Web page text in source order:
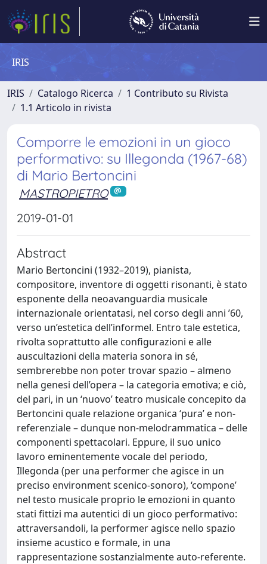
IRIS
IRIS Catalogo Ricerca
1 Contributo su Rivista
1.1 Articolo in rivista
Comporre le emozioni in un gioco
performativo: su Illegonda (1967-68)
di Mario Bertoncini
MASTROPIETRO
2019-01-01
Abstract
Mario Bertoncini (1932–2019), pianista,
compositore, inventore di oggetti risonanti, è stato
esponente della neoavanguardia musicale
internazionale orientatasi, nel corso degli anni ’60,
verso un’estetica dell’informel. Entro tale estetica,
rivolta soprattutto alle configurazioni e alle
auscultazioni della materia sonora in sé,
sembrerebbe non poter trovar spazio – almeno
nella genesi dell’opera – la categoria emotiva; e ciò,
del pari, in un ‘nuovo’ teatro musicale concepito da
Bertoncini quale relazione organica ‘pura’ e non-
referenziale – dunque non-melodrammatica – delle
componenti spettacolari. Eppure, il suo unico
lavoro eminentemente vocale del periodo,
Illegonda (per una performer che agisce in un
preciso environment scenico-sonoro), ‘compone’
nel testo musicale proprio le emozioni in quanto
stati fittizi ma autentici di un gioco performativo:
attraversandoli, la performer agisce nello spazio
insieme acustico e formale, in una
rappresentazione sostanzialmente auto-referente.